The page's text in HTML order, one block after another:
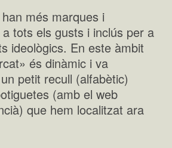
han més marques i
tots els gusts i inclús per a
ideològics. En este àmbit
és dinàmic i va
petit recull (alfabètic)
(amb el web
que hem localitzat ara